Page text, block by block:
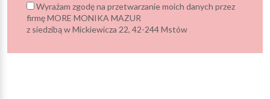
Wyrażam zgodę na przetwarzanie moich danych przez
firmę MORE MONIKA MAZUR
z siedzibą w Mickiewicza 22, 42-244 Mstów